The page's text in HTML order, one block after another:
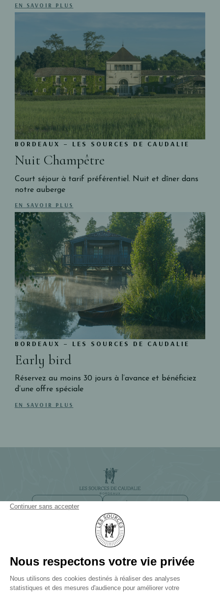
EN SAVOIR PLUS
BORDEAUX – LES SOURCES DE CAUDALIE
Nuit Champêtre
Court séjour à tarif préférentiel. Nuit et dîner dans
notre auberge
EN SAVOIR PLUS
BORDEAUX – LES SOURCES DE CAUDALIE
Early bird
Réservez au moins 30 jours à l’avance et bénéficiez
d’une offre spéciale
EN SAVOIR PLUS
NEWSLETTER ACCÈS ET CONTACT
33650 BORDEAUX-MARTILLAC